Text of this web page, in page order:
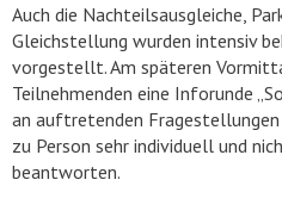
Auch die Nachteilsausgleiche,
Gleichstellung wurden intensiv
vorgestellt. Am späteren
Teilnehmenden eine Inforunde
an auftretenden
zu Person sehr individuell und
beantworten.